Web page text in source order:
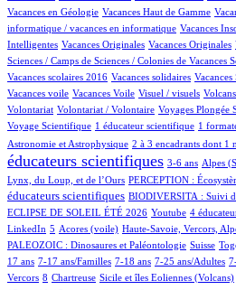
Vacances en Géologie
2/951 Vacances Haut de Gamme
2/951
informatique / vacances en informatique
1/951 Vacances
1/951
1/951
Intelligentes
2/951 Vacances Originales
1/951 Vacances Originales
12/951
Sciences / Camps de Sciences / Colonies de Vacances
1/951
1/951
Vacances scolaires 2016
1/951 Vacances solidaires
1/951 Vacances
1/951
1/951
1/951
Vacances voile
1/951 Vacances Voile
2/951 Visuel / visuels
12/951
2/951
Volontariat
1/951 Volontariat / Volontaire
73/951 Voyages Plongée
11/951
Voyage Scientifique
130/951 1 éducateur scientifique
8/951 1
2/951
13/951
286/951
61/951
Astronomie et Astrophysique
12/951 2 à 3 encadrants dont 1
536/951
éducateurs scientifiques
14/951 3-6 ans
133/951 Alpes
44/951
Lynx, du Loup, et de l’Ours
15/951 PERCEPTION :
2/951
282/951
éducateurs scientifiques
54/951 BIODIVERSITA : Suivi
40/951
ECLIPSE DE SOLEIL ÉTÉ 2026
2/951 Youtube
31/951 4
2/951
2/951
LinkedIn
16/951 5
4/951 Acores (voile)
11/951 Haute-Savoie, Vercors,
103/951
PALEOZOIC : Dinosaures et Paléontologie
3/951 Suisse
5/951
1/951
72/951
103/951
16/951
108/951
4/951
17 ans
30/9517-17 ans/Familles
60/951 7-18 ans
3/951 7-25 ans/Adultes
8/951
4/951
2/951
2/951
Vercors
80/951
8
1/951 Chartreuse
12/951 Sicile et îles Eoliennes (Volcans)
78/951
3/951
3/951
14/951